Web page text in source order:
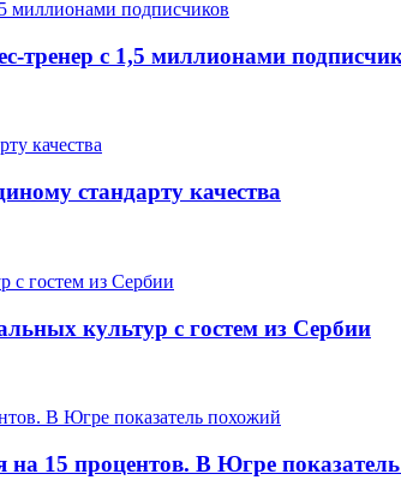
тренер с 1,5 миллионами
стандарту качества
культур с гостем из Сербии
15 процентов. В Югре